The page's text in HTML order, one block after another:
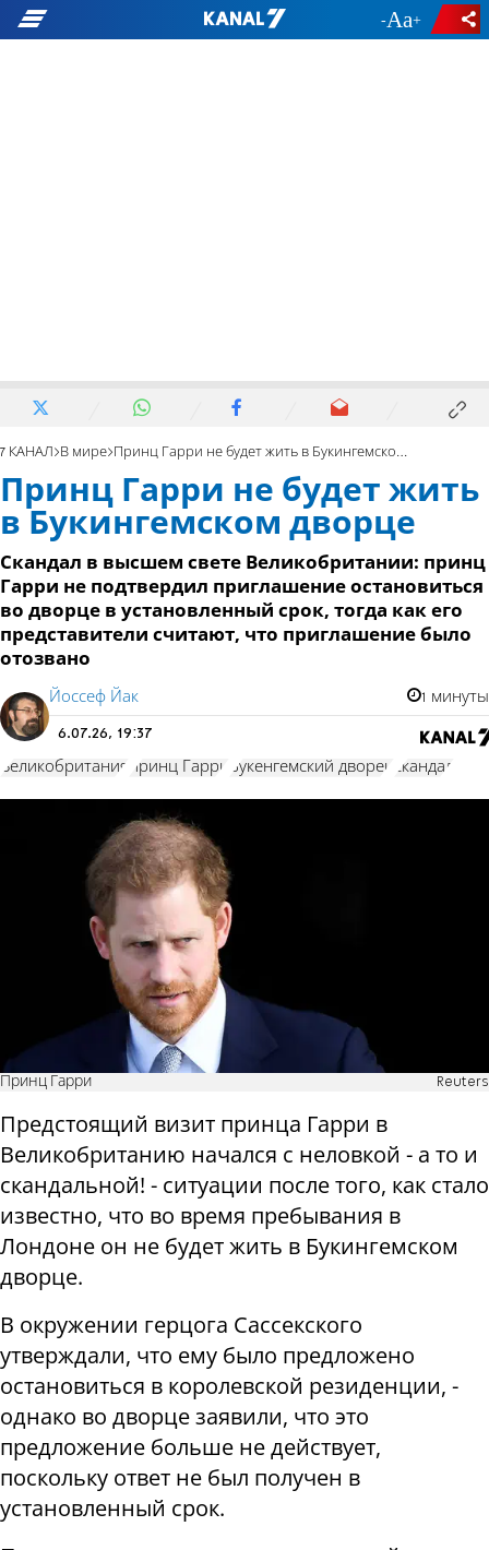
- +
7 КАНАЛ В мире Принц Гарри не будет жить в Букингемском дворце
Принц Гарри не будет жить
в Букингемском дворце
Скандал в высшем свете Великобритании: принц
Гарри не подтвердил приглашение остановиться
во дворце в установленный срок, тогда как его
представители считают, что приглашение было
отозвано
Йоссеф Йак 1 минуты
6.07.26, 19:37
Великобритания принц Гарри Букенгемский дворец скандал
Принц Гарри Reuters
Предстоящий визит принца Гарри в
Великобританию начался с неловкой - а то и
скандальной! - ситуации после того, как стало
известно, что во время пребывания в
Лондоне он не будет жить в Букингемском
дворце.
В окружении герцога Сассекского
утверждали, что ему было предложено
остановиться в королевской резиденции, -
однако во дворце заявили, что это
предложение больше не действует,
поскольку ответ не был получен в
установленный срок.